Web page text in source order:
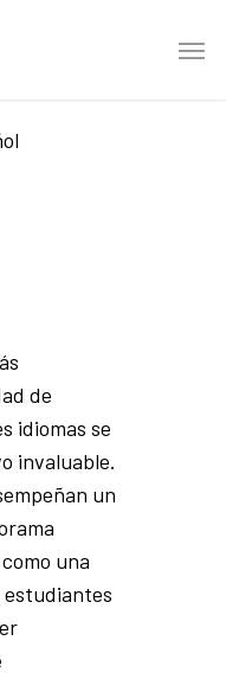
Menu
de
idiomas se
invaluable.
un
una